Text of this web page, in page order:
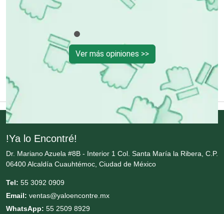
Energía Solar
Enfermedades de la Piel
Enfermeras
Equipos contra Incendios
Equipos de Oficina
Ver más opiniones >>
!Ya lo Encontré!
Dr. Mariano Azuela #8B - Interior 1 Col. Santa María la Ribera, C.P.
06400 Alcaldía Cuauhtémoc, Ciudad de México
Tel: 55 3092 0909
Email: ventas@yaloencontre.mx
WhatsApp: 55 2509 8929